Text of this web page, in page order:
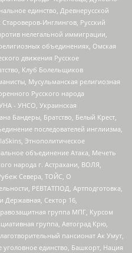
единство, Древнерусской
Инглингов, Русский
нелегальной иммиграции,
объединениях, Омская
движения Русское
Клуб Болельщиков
Мусульманская религиозная
Русского народа
- УНСО, Украинская
Бандеры, Братство, Белый Крест,
последователей инглиизма,
Этнополитическое
объединение Атака, Мечеть
народа г. Астрахани, ВОЛЯ,
Севера, ТОЙС, О
РЕВТАТПОД, Артподготовка,
Сектор 16,
группа МПГ, Курсом
группа, Автоград Крю,
пансионат Ак Умут,
уголовное единство, Башкорт, Нация